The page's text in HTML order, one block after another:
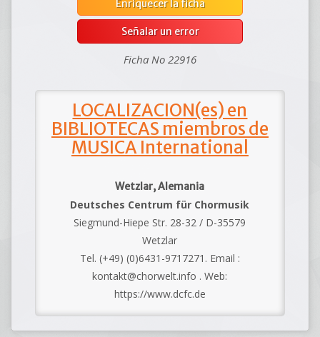
Enriquecer la ficha
Señalar un error
Ficha No 22916
LOCALIZACION(es) en
BIBLIOTECAS miembros de
MUSICA International
Wetzlar, Alemania
Deutsches Centrum für Chormusik
Siegmund-Hiepe Str. 28-32 / D-35579
Wetzlar
Tel. (+49) (0)6431-9717271. Email :
kontakt@chorwelt.info . Web:
https://www.dcfc.de